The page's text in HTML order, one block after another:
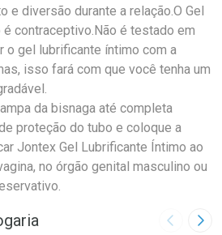
e diversão durante a relação.O Gel
contraceptivo.Não é testado em
o gel lubrificante íntimo com a
isso fará com que você tenha um
da bisnaga até completa
proteção do tubo e coloque a
Jontex Gel Lubrificante Íntimo ao
no órgão genital masculino ou
Imagem